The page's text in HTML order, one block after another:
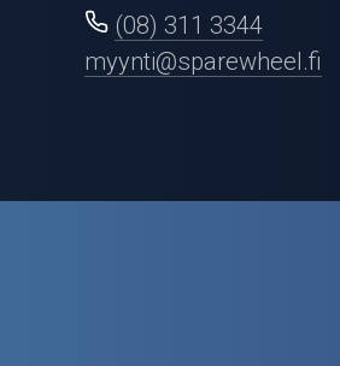
Renkaat ja vanteet
Öljyt ja kemikaalit
Outlet-tuotteet
(08) 311 3344
myynti@sparewheel.fi